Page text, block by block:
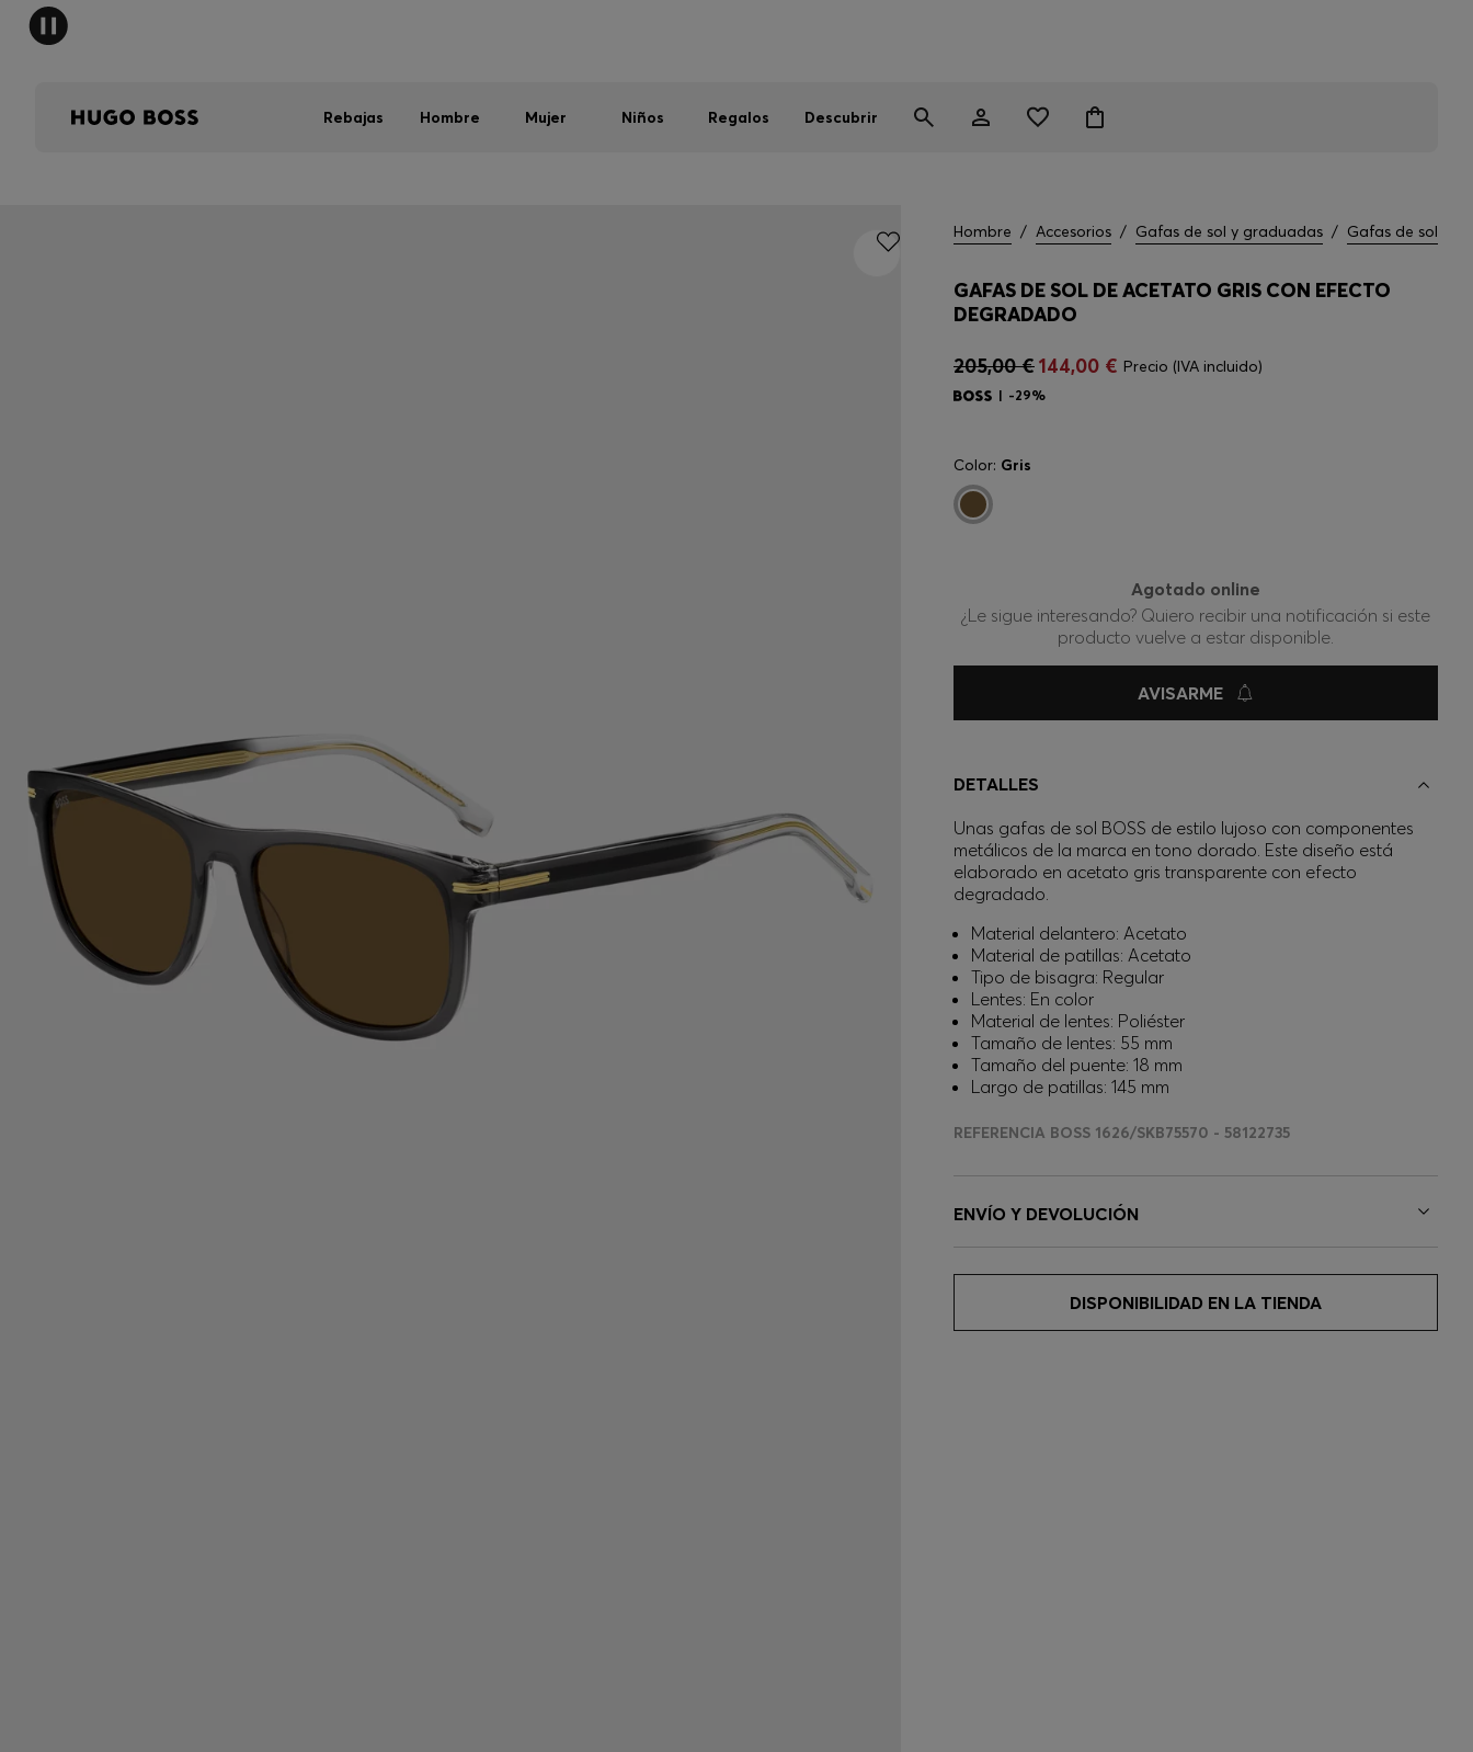
Rebajas Hombre Mujer Niños Regalos Descubrir
Hombre / Accesorios / Gafas de sol y graduadas / Gafas de sol
GAFAS DE SOL DE ACETATO GRIS CON EFECTO
DEGRADADO
205,00 €144,00 € Precio (IVA incluido)
-29%
Color: Gris
Agotado online
¿Le sigue interesando? Quiero recibir una notificación si este
producto vuelve a estar disponible.
AVISARME
DETALLES
Unas gafas de sol BOSS de estilo lujoso con componentes
metálicos de la marca en tono dorado. Este diseño está
elaborado en acetato gris transparente con efecto
degradado.
Material delantero: Acetato
Material de patillas: Acetato
Tipo de bisagra: Regular
Lentes: En color
Material de lentes: Poliéster
Tamaño de lentes: 55 mm
Tamaño del puente: 18 mm
Largo de patillas: 145 mm
REFERENCIA BOSS 1626/SKB75570 - 58122735
ENVÍO Y DEVOLUCIÓN
DISPONIBILIDAD EN LA TIENDA